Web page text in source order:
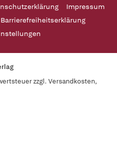
Impressum
Barrierefreiheitserklärung
zzgl. Versandkosten,